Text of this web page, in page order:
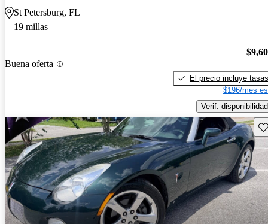
St Petersburg, FL
19 millas
Buena oferta
El precio incluye tasas
$196/mes
Verif. disponibilidad